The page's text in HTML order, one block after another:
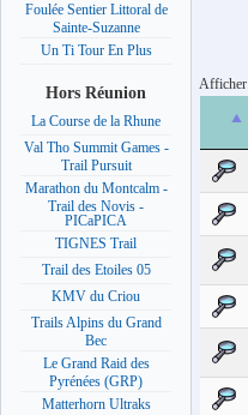
Foulée Sentier Littoral de
Sainte-Suzanne
Un Ti Tour En Plus
Hors Réunion
La Course de la Rhune
Val Tho Summit Games -
Trail Pursuit
Marathon du Montcalm -
Trail des Novis -
PICaPICA
TIGNES Trail
Trail des Etoiles 05
KMV du Criou
Trails Alpins du Grand
Bec
Le Grand Raid des
Pyrénées (GRP)
Matterhorn Ultraks
Afficher